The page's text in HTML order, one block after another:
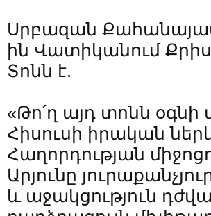
Սրբազան
ին Վատիկանում
Տոնն է.
«Թո՛ղ այդ տոնն
Հիսուսի իրական
Հաղորդության
Արյունը
և աջակցություն